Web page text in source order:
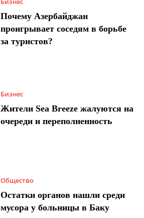
Почему Азербайджан
проигрывает соседям в борьбе
за туристов?
Бизнес
Жители Sea Breeze жалуются на
очереди и переполненность
Общество
Остатки органов нашли среди
мусора у больницы в Баку